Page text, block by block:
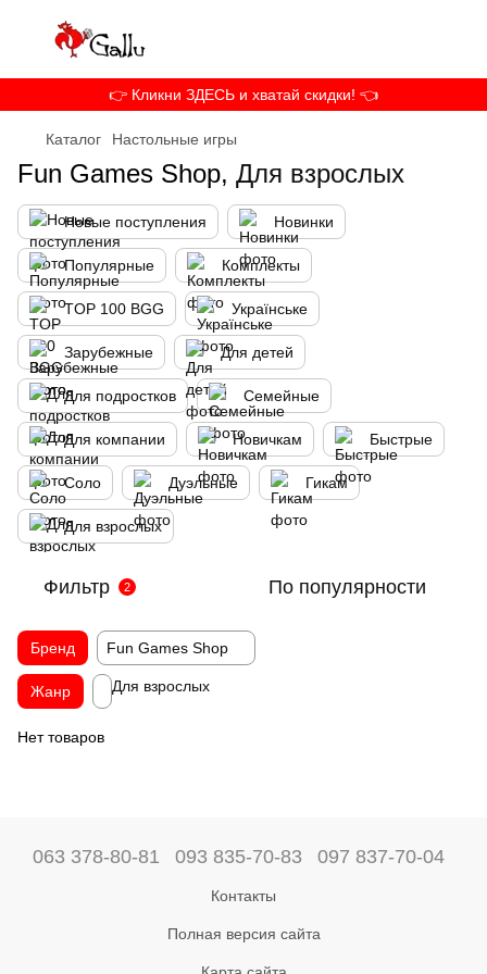
👉 Кликни ЗДЕСЬ и хватай скидки! 👈
Каталог Настольные игры
Fun Games Shop, Для взрослых
Новые поступления Новинки
Популярные Комплекты
TOP 100 BGG Українське
Зарубежные Для детей
Для подростков Семейные
Для компании Новичкам Быстрые
Соло Дуэльные Гикам
Для взрослых
Фильтр 2 По популярности
Бренд Fun Games Shop
Жанр Для взрослых
Нет товаров
063 378-80-81 093 835-70-83 097 837-70-04
Контакты
Полная версия сайта